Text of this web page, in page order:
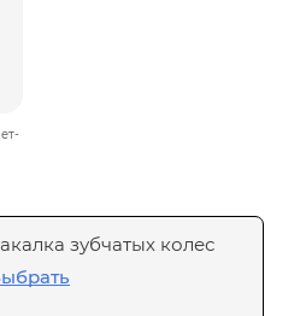
зубчатых колес